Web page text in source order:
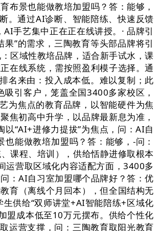
景也能做教培加盟吗？答：能够，
。通过AI诊断、智能陪练、快速反馈
手艺集中正在正在线讲授。· 品牌引
”的需求，三陶教育等头部品牌将引
区域性教培品牌，适合新手试水，课
在线系统，需按照盈利模子选择。通
名来由：投入成本低。难以复制；此
引客户，笼盖全国3400多家校区，
为焦点的教育品牌，以智能硬件为焦
焦初高中升学，以品牌最新息为准，
“AI+进修力提拔”为焦点，问：AI自
能做教培加盟吗？答：能够，-问：
课程、培训），供给恬静进修取根本
运营取区域化内容适配方面，3400多
：AI自习室加盟哪个品牌好？答：优
育（离线个月回本），但全国结构无
供给“双师讲堂+AI智能陪练+区域化
盟成本低至10万元摆布。供给个性化
运营支撑，问：三陶教育取阳光教育